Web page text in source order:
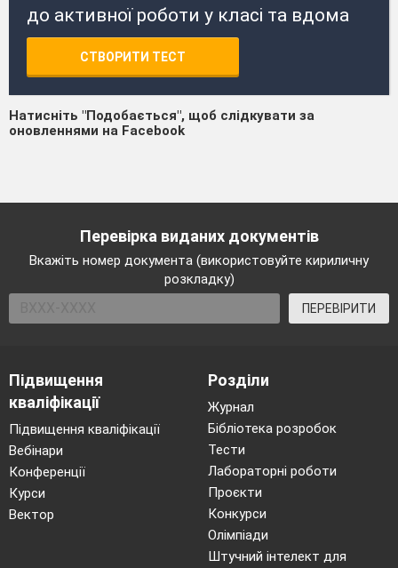
до активної роботи у класі та вдома
СТВОРИТИ ТЕСТ
Натисніть "Подобається", щоб слідкувати за
оновленнями на Facebook
Перевірка виданих документів
Вкажіть номер документа (використовуйте кириличну
розкладку)
ПЕРЕВІРИТИ
Підвищення
кваліфікації
Підвищення кваліфікації
Вебінари
Конференції
Курси
Вектор
Розділи
Журнал
Бібліотека розробок
Тести
Лабораторні роботи
Проєкти
Конкурси
Олімпіади
Штучний інтелект для